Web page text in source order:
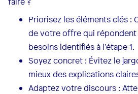
Priorisez les éléments clés :
de votre offre qui
besoins identifiés à l’étape 1.
Soyez concret : Évitez le
mieux des explications
Adaptez votre discours :